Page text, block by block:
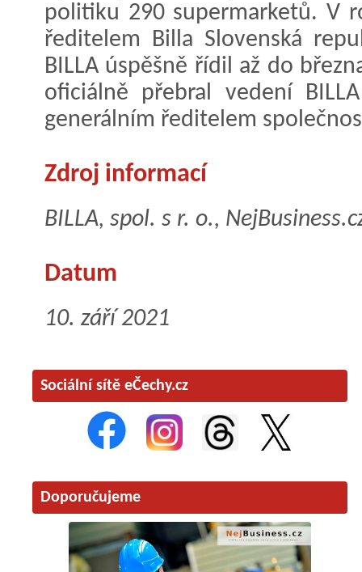
politiku 290 supermarketů. V
ředitelem Billa Slovenská
BILLA úspěšně řídil až do
oficiálně přebral vedení
generálním ředitelem
Zdroj informací
BILLA, spol. s r. o.,
Datum
10. září 2021
Sociální sítě eČechy.cz
Doporučujeme